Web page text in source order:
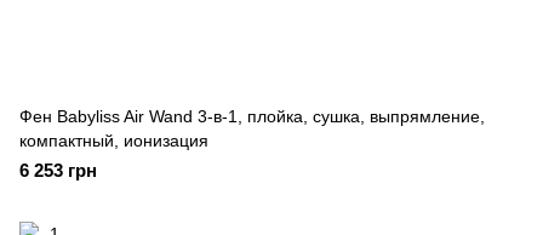
Фен Babyliss Air Wand 3-в-1, плойка, сушка, выпрямление,
компактный, ионизация
6 253 грн